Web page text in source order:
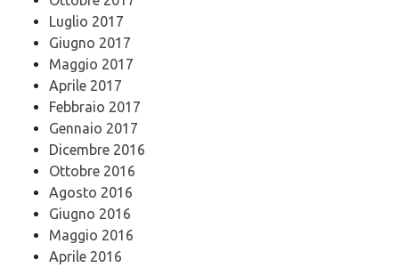
Luglio 2017
Giugno 2017
Maggio 2017
Aprile 2017
Febbraio 2017
Gennaio 2017
Dicembre 2016
Ottobre 2016
Agosto 2016
Giugno 2016
Maggio 2016
Aprile 2016